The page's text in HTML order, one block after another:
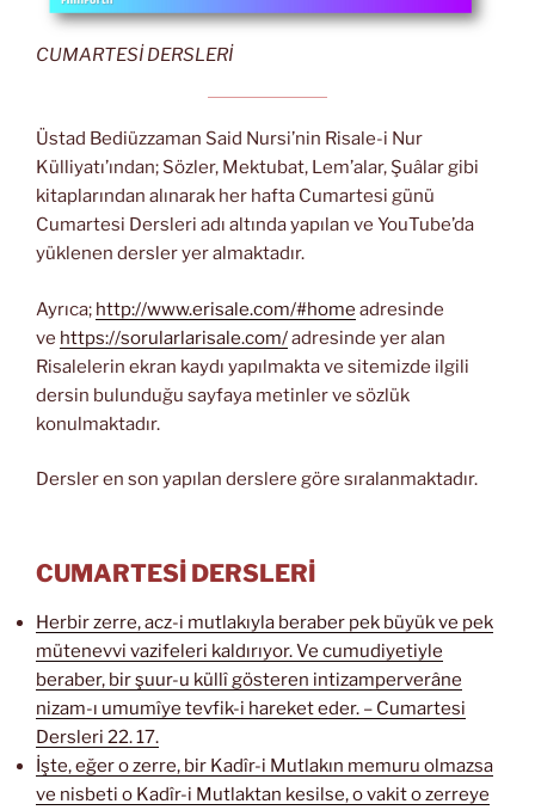
CUMARTESİ DERSLERİ
Üstad Bediüzzaman Said Nursi’nin Risale-i Nur
Külliyatı’ından; Sözler, Mektubat, Lem’alar, Şuâlar gibi
kitaplarından alınarak her hafta Cumartesi günü
Cumartesi Dersleri adı altında yapılan ve YouTube’da
yüklenen dersler yer almaktadır.
Ayrıca; http://www.erisale.com/#home adresinde
ve https://sorularlarisale.com/adresinde yer alan
Risalelerin ekran kaydı yapılmakta ve sitemizde ilgili
dersin bulunduğu sayfaya metinler ve sözlük
konulmaktadır.
Dersler en son yapılan derslere göre sıralanmaktadır.
CUMARTESİ DERSLERİ
Herbir zerre, acz-i mutlakıyla beraber pek büyük ve pek
mütenevvi vazifeleri kaldırıyor. Ve cumudiyetiyle
beraber, bir şuur-u küllî gösteren intizamperverâne
nizam-ı umumîye tevfik-i hareket eder. – Cumartesi
Dersleri 22. 17.
İşte, eğer o zerre, bir Kadîr-i Mutlakın memuru olmazsa
ve nisbeti o Kadîr-i Mutlaktan kesilse, o vakit o zerreye